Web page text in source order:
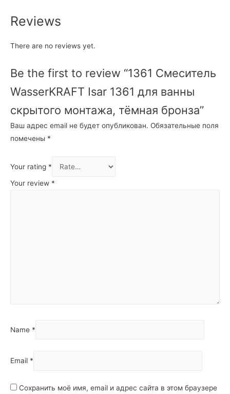
Reviews
There are no reviews yet.
Be the first to review “1361 Смеситель
WasserKRAFT Isar 1361 для ванны
скрытого монтажа, тёмная бронза”
Ваш адрес email не будет опубликован. Обязательные поля
помечены *
Your rating *
Your review *
Name *
Email *
Сохранить моё имя, email и адрес сайта в этом браузере